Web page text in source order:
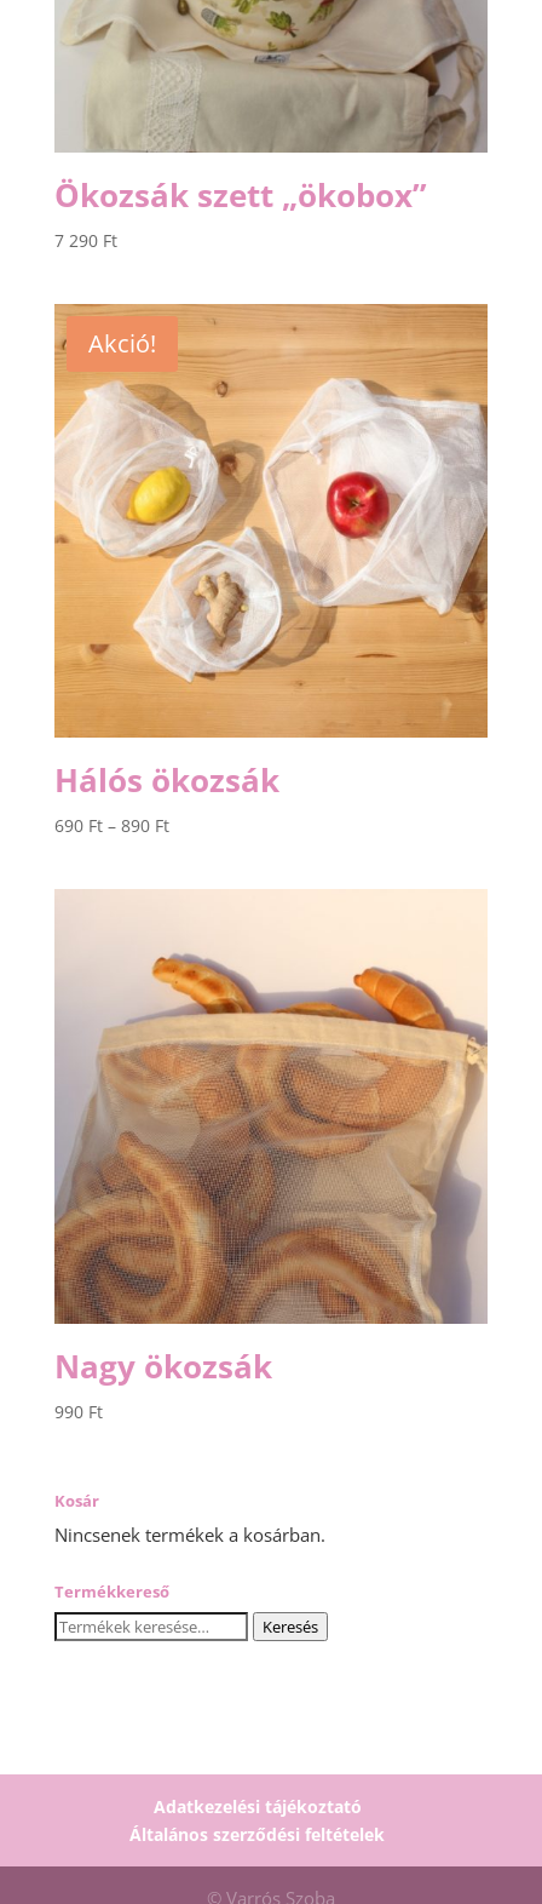
Ökozsák szett „ökobox”
7 290 Ft
Akció!
Hálós ökozsák
690 Ft – 890 FtÁrtartomány:
Nagy ökozsák
990 Ft
Kosár
Nincsenek termékek a kosárban.
Termékkereső
Keresés
Keresés
Adatkezelési tájékoztató
Általános szerződési feltételek
© Varrós Szoba